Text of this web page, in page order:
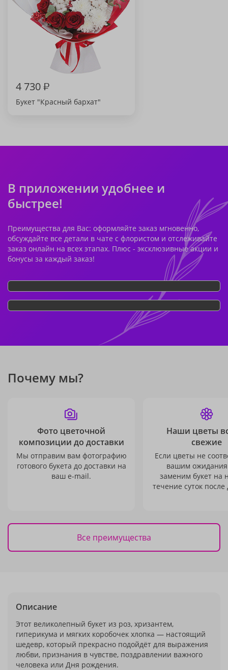
4 730₽
Букет "Красный бархат"
В приложении удобнее и
быстрее!
Преимущества для Вас: оформляйте заказ мгновенно,
обсуждайте все детали в чате с флористом и отслеживайте
заказ онлайн на всех этапах. Плюс - эксклюзивные акции и
бонусы за каждый заказ!
Почему мы?
Фото цветочной
композиции до доставки
Мы отправим вам фотографию
готового букета до доставки на
ваш e-mail.
Наши цветы
свежие
Если цветы не
вашим
заменим букет на
течение суток после
Все преимущества
Описание
Этот великолепный букет из роз, хризантем,
гиперикума и мягких коробочек хлопка — настоящий
шедевр, который прекрасно подойдёт для выражения
любви, признания в чувстве, поздравлении важного
человека или Дня рождения.